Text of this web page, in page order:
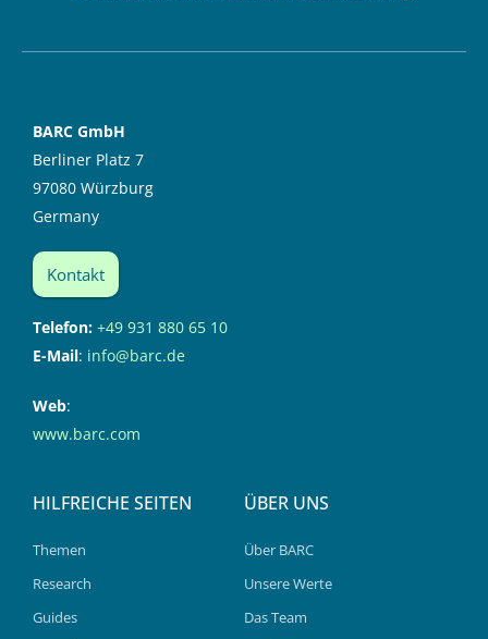
BARC GmbH
Berliner Platz 7
97080 Würzburg
Germany
Kontakt
Telefon: +49 931 880 65 10
E-Mail: info@barc.de
Web:
www.barc.com
HILFREICHE SEITEN
Themen
Research
Guides
ÜBER UNS
Über BARC
Unsere Werte
Das Team